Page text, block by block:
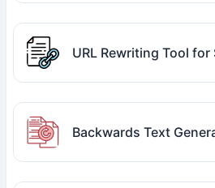
URL Rewriting Tool for
Backwards Text